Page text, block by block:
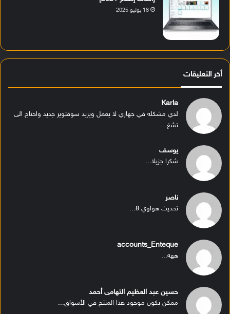
18 يوليو 2025
أخر التعليقات
Karla
لدي مشكله في جهازي لا يعمل ويريد سوفتوير جديد واحتاج الى
تشغ...
يوسف
شكرا جزيلا...
ناصر
تحديث هواوي 8...
accounts_Enteque
ههه...
حسين عبد العظيم التهامى أحمد
ممكن يكون موجود هذا المنتج في الأسواق...